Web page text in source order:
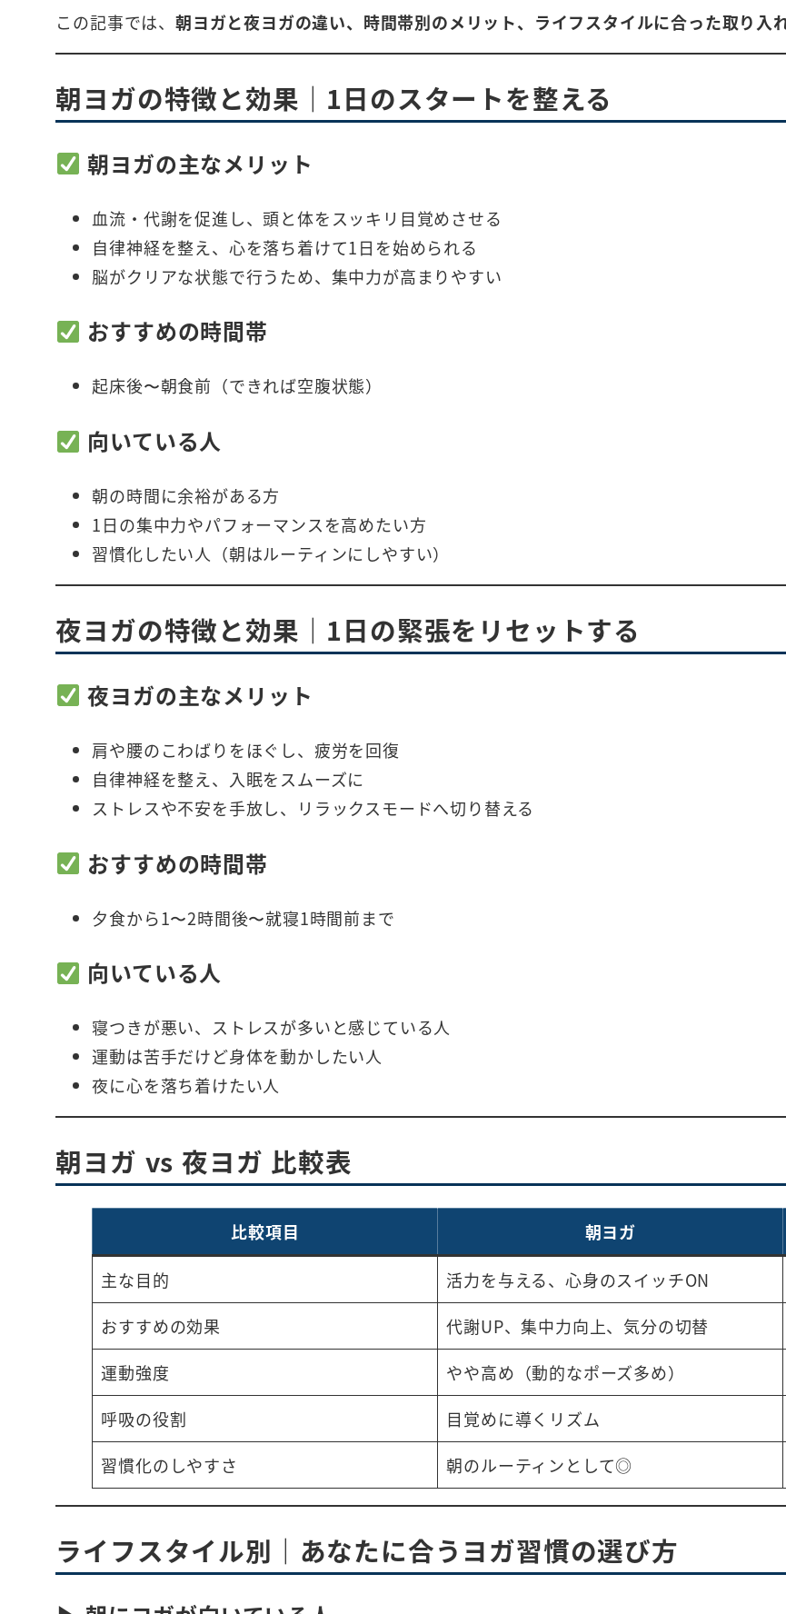
この記事では、 朝ヨガと夜ヨガの違い、時間帯別のメリット、ライフスタイルに合った取り入
朝ヨガの特徴と効果｜1日のスタートを整える
朝ヨガの主なメリット
血流・代謝を促進し、頭と体をスッキリ目覚めさせる
自律神経を整え、心を落ち着けて1日を始められる
脳がクリアな状態で行うため、集中力が高まりやすい
おすすめの時間帯
起床後〜朝食前（できれば空腹状態）
向いている人
朝の時間に余裕がある方
1日の集中力やパフォーマンスを高めたい方
習慣化したい人（朝はルーティンにしやすい）
夜ヨガの特徴と効果｜1日の緊張をリセットする
夜ヨガの主なメリット
肩や腰のこわばりをほぐし、疲労を回復
自律神経を整え、入眠をスムーズに
ストレスや不安を手放し、リラックスモードへ切り替える
おすすめの時間帯
夕食から1〜2時間後〜就寝1時間前まで
向いている人
寝つきが悪い、ストレスが多いと感じている人
運動は苦手だけど身体を動かしたい人
夜に心を落ち着けたい人
朝ヨガ vs 夜ヨガ 比較表
比較項目 朝ヨガ
主な目的 活力を与える、心身のスイッチON
おすすめの効果
代謝UP、集中力向上、気分の切替
運動強度
やや高め（動的なポーズ多め）
呼吸の役割
目覚めに導くリズム
習慣化のしやすさ
朝のルーティンとして◎
ライフスタイル別｜あなたに合うヨガ習慣の選び方